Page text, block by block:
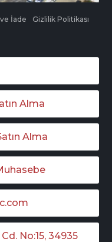
İade Gizlilik Politikası
Alma
Alma
No:15, 34935